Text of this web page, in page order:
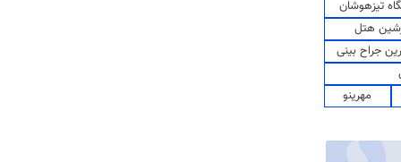
تیزهوشان
هتل
جراح بینی
مهرینو